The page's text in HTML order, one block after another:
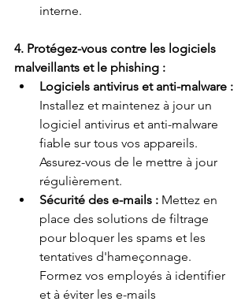
interne.
4. Protégez-vous contre les logiciels
malveillants et le phishing :
Logiciels antivirus et anti-malware :
Installez et maintenez à jour un
logiciel antivirus et anti-malware
fiable sur tous vos appareils.
Assurez-vous de le mettre à jour
régulièrement.
Sécurité des e-mails : Mettez en
place des solutions de filtrage
pour bloquer les spams et les
tentatives d'hameçonnage.
Formez vos employés à identifier
et à éviter les e-mails